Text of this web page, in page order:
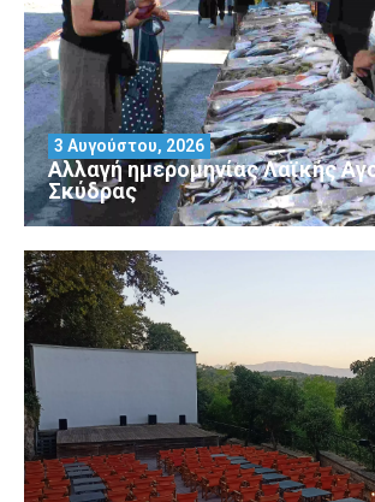
Αλλαγή ημερομηνίας Λαϊκής
Σκύδρας
3 Αυγούστου, 2026